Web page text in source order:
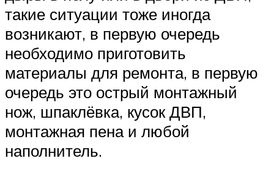
такие ситуации тоже иногда
возникают, в первую очередь
необходимо приготовить
материалы для ремонта, в первую
очередь это острый монтажный
нож, шпаклёвка, кусок ДВП,
монтажная пена и любой
наполнитель.